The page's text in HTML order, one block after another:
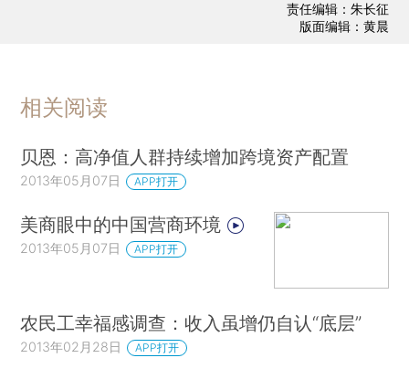
责任编辑：朱长征
版面编辑：黄晨
相关阅读
贝恩：高净值人群持续增加跨境资产配置
2013年05月07日 APP打开
美商眼中的中国营商环境
2013年05月07日 APP打开
农民工幸福感调查：收入虽增仍自认“底层”
2013年02月28日 APP打开